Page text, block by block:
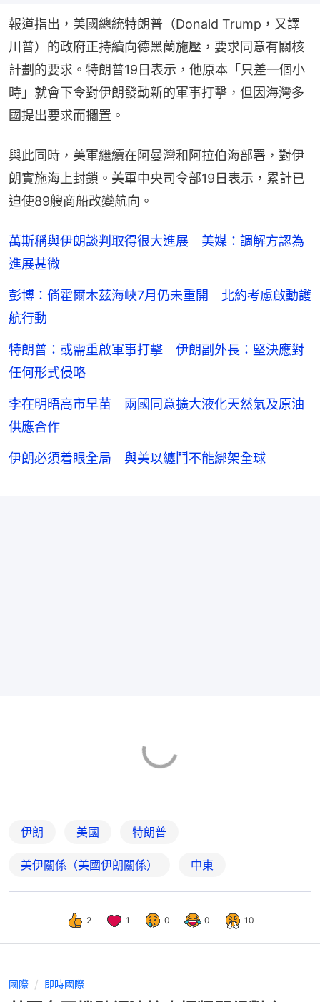
報道指出，美國總統特朗普（Donald Trump，又譯
川普）的政府正持續向德黑蘭施壓，要求同意有關核
計劃的要求。特朗普19日表示，他原本「只差一個小
時」就會下令對伊朗發動新的軍事打擊，但因海灣多
國提出要求而擱置。
與此同時，美軍繼續在阿曼灣和阿拉伯海部署，對伊
朗實施海上封鎖。美軍中央司令部19日表示，累計已
迫使89艘商船改變航向。
萬斯稱與伊朗談判取得很大進展 美媒：調解方認為
進展甚微
彭博：倘霍爾木茲海峽7月仍未重開 北約考慮啟動護
航行動
特朗普：或需重啟軍事打擊 伊朗副外長：堅決應對
任何形式侵略
李在明晤高市早苗 兩國同意擴大液化天然氣及原油
供應合作
伊朗必須着眼全局 與美以纏鬥不能綁架全球
伊朗 美國 特朗普
美伊關係（美國伊朗關係） 中東
2 1 0 0 10
國際 即時國際